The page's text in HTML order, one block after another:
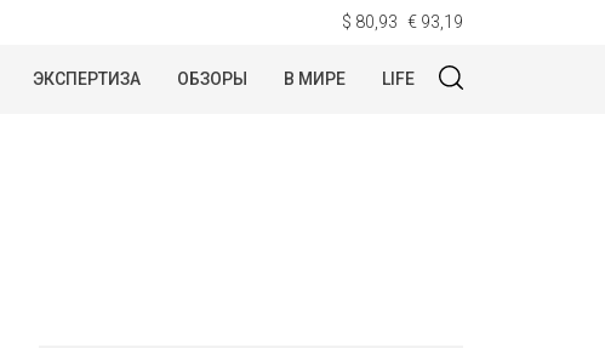
$ 80,93 € 93,19
ЭКСПЕРТИЗА ОБЗОРЫ В МИРЕ LIFE